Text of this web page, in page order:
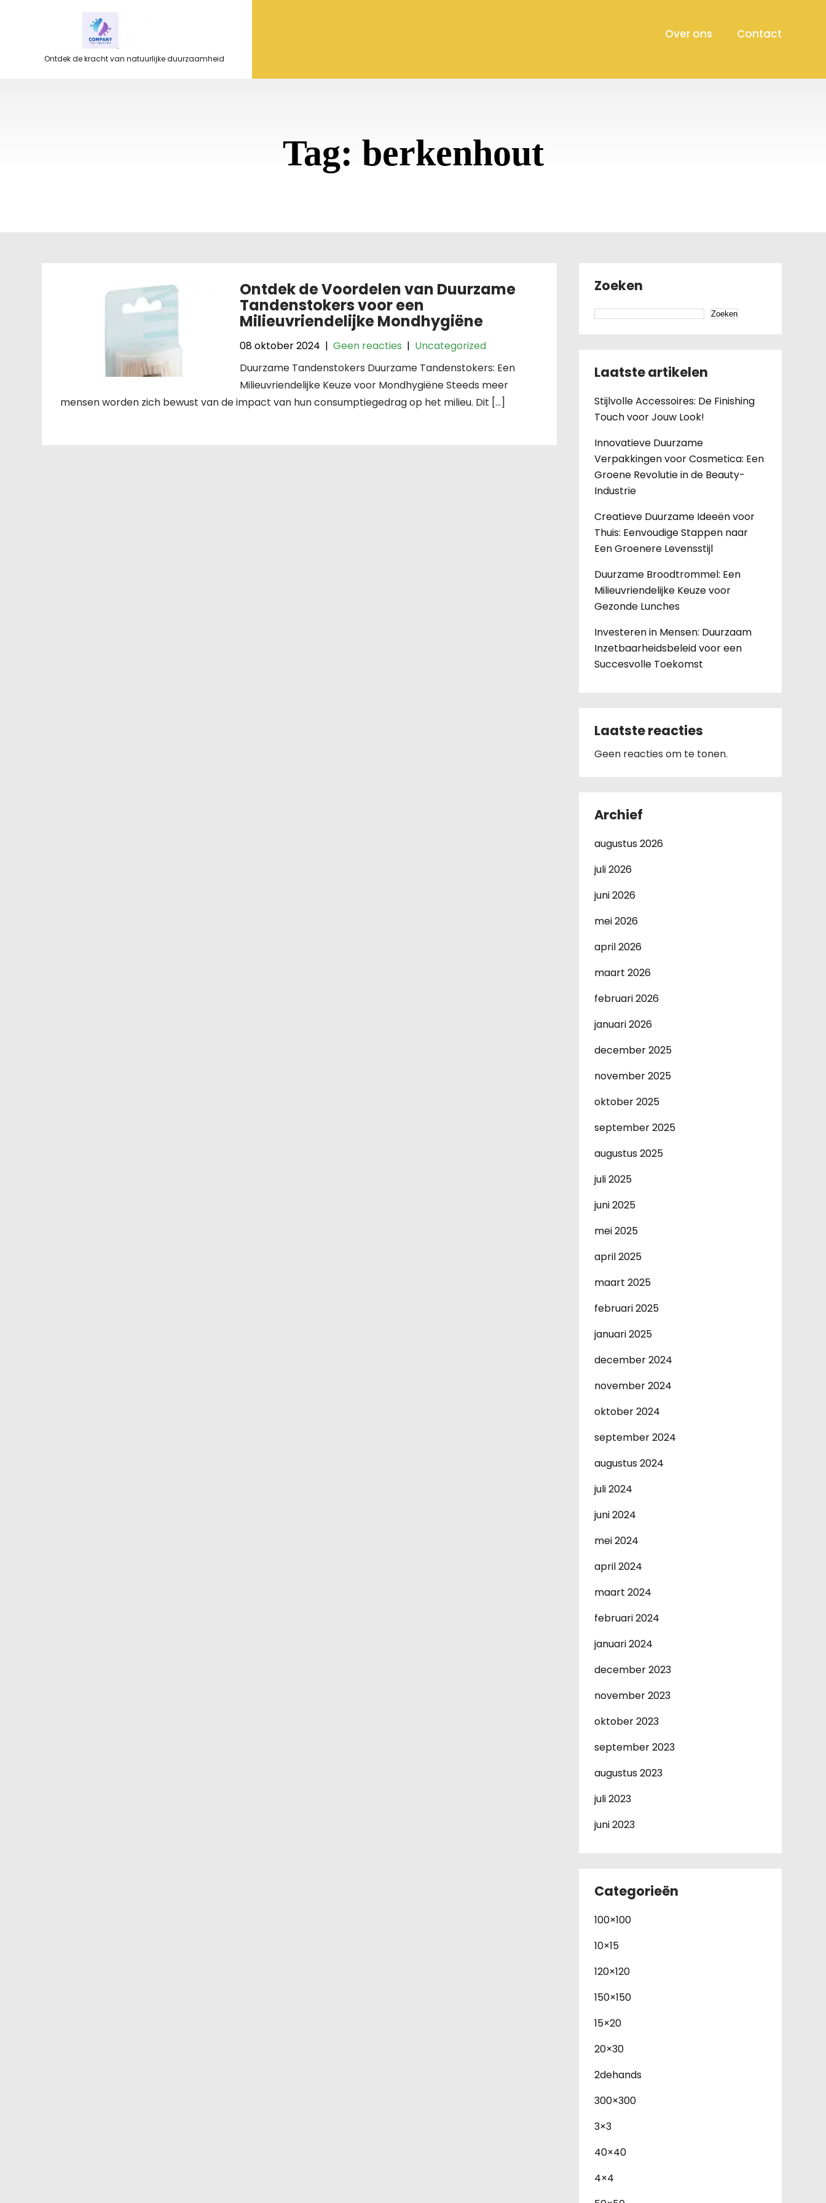
Ontdek de kracht van natuurlijke duurzaamheid
Over ons Contact
Tag: berkenhout
Ontdek de Voordelen van Duurzame
Tandenstokers voor een
Milieuvriendelijke Mondhygiëne
08 oktober 2024 |Geen reacties | Uncategorized
Duurzame Tandenstokers Duurzame Tandenstokers: Een
Milieuvriendelijke Keuze voor Mondhygiëne Steeds meer
mensen worden zich bewust van de impact van hun consumptiegedrag op het milieu. Dit […]
Zoeken
Zoeken
Laatste artikelen
Stijlvolle Accessoires: De Finishing
Touch voor Jouw Look!
Innovatieve Duurzame
Verpakkingen voor Cosmetica: Een
Groene Revolutie in de Beauty-
Industrie
Creatieve Duurzame Ideeën voor
Thuis: Eenvoudige Stappen naar
Een Groenere Levensstijl
Duurzame Broodtrommel: Een
Milieuvriendelijke Keuze voor
Gezonde Lunches
Investeren in Mensen: Duurzaam
Inzetbaarheidsbeleid voor een
Succesvolle Toekomst
Laatste reacties
Geen reacties om te tonen.
Archief
augustus 2026
juli 2026
juni 2026
mei 2026
april 2026
maart 2026
februari 2026
januari 2026
december 2025
november 2025
oktober 2025
september 2025
augustus 2025
juli 2025
juni 2025
mei 2025
april 2025
maart 2025
februari 2025
januari 2025
december 2024
november 2024
oktober 2024
september 2024
augustus 2024
juli 2024
juni 2024
mei 2024
april 2024
maart 2024
februari 2024
januari 2024
december 2023
november 2023
oktober 2023
september 2023
augustus 2023
juli 2023
juni 2023
Categorieën
100×100
10×15
120×120
150×150
15×20
20×30
2dehands
300×300
3×3
40×40
4×4